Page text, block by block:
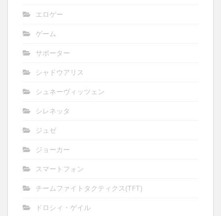
エロゲー
ゲーム
サポーター
シャドウアリス
シュネーヴィッツェン
シレネッタ
ジュゼ
ジョーカー
スマートフォン
チームファイトタクティクス(TFT)
ドロシィ・ゲイル